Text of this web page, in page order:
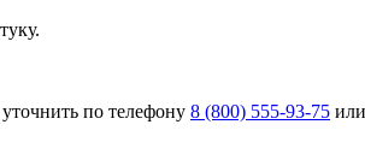
по телефону 8 (800) 555-93-75